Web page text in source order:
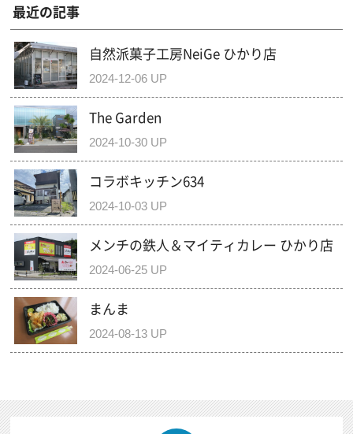
最近の記事
自然派菓子工房NeiGe ひかり店
2024-12-06 UP
The Garden
2024-10-30 UP
コラボキッチン634
2024-10-03 UP
メンチの鉄人＆マイティカレー ひかり店
2024-06-25 UP
まんま
2024-08-13 UP